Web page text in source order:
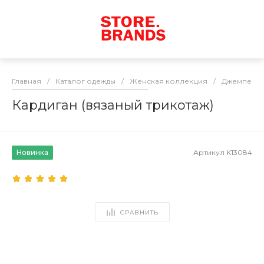
Главная / Каталог одежды / Женская коллекция / Джемперы
Кардиган (вязаный трикотаж)
Новинка Артикул K13084
СРАВНИТЬ